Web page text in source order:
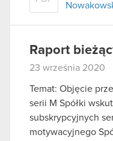
Raport
23 września 2020
Temat: Objęcie
serii M Spółki
subskrypcyjnych
motywacyjnego